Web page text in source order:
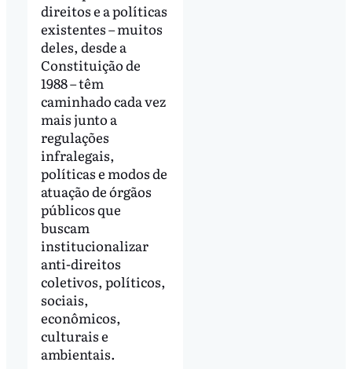
direitos e a políticas
existentes – muitos
deles, desde a
Constituição de
1988 – têm
caminhado cada vez
mais junto a
regulações
infralegais,
políticas e modos de
atuação de órgãos
públicos que
buscam
institucionalizar
anti-direitos
coletivos, políticos,
sociais,
econômicos,
culturais e
ambientais.